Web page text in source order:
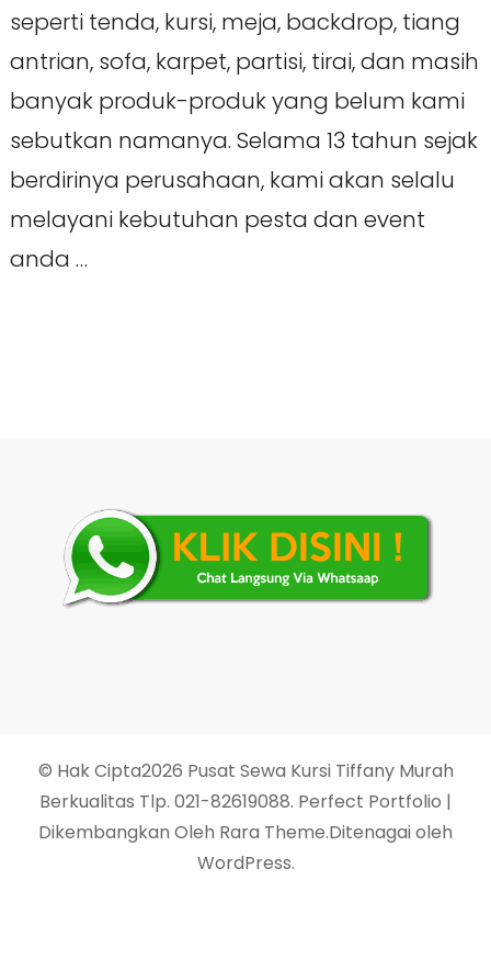
seperti tenda, kursi, meja, backdrop, tiang
antrian, sofa, karpet, partisi, tirai, dan masih
banyak produk-produk yang belum kami
sebutkan namanya. Selama 13 tahun sejak
berdirinya perusahaan, kami akan selalu
melayani kebutuhan pesta dan event
anda …
© Hak Cipta2026 Pusat Sewa Kursi Tiffany Murah
Berkualitas Tlp. 021-82619088. Perfect Portfolio |
Dikembangkan Oleh Rara Theme.Ditenagai oleh
WordPress.